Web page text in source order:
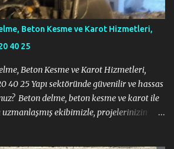
Beton Kesme ve Karot Hizmetleri,
40 25
Beton Kesme ve Karot Hizmetleri,
40 25 Yapı sektöründe güvenilir ve hassas
Beton delme, beton kesme ve karot ile
ekibimizle, projelerinizin